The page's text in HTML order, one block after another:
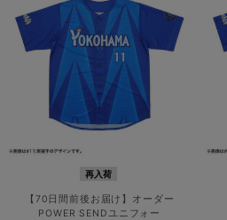
再入荷
【70日間前後お届け】オーダー
POWER SENDユニフォー